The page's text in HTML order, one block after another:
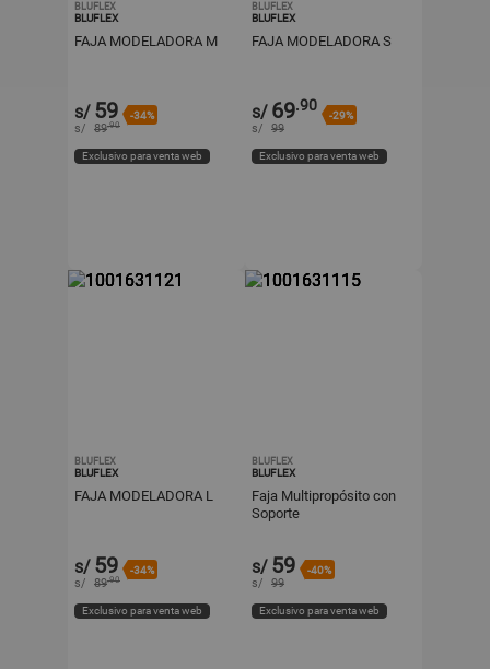
BLUFLEX
BLUFLEX
FAJA MODELADORA M
s/ 59 -34%
s/ 89.90
Exclusivo para venta web
BLUFLEX
BLUFLEX
FAJA MODELADORA S
s/ 69.90
-29%
s/ 99
Exclusivo para venta web
BLUFLEX
BLUFLEX
FAJA MODELADORA L
s/ 59 -34%
s/ 89.90
Exclusivo para venta web
BLUFLEX
BLUFLEX
Faja Multipropósito con
Soporte
s/ 59 -40%
s/ 99
Exclusivo para venta web